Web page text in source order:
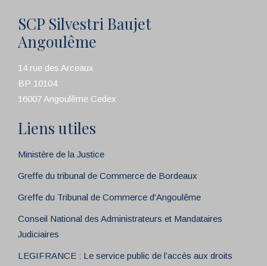
SCP Silvestri Baujet
Angoulême
14 rue des Arceaux
BP 10104
16007 Angoulême Cedex
Liens utiles
Ministère de la Justice
Greffe du tribunal de Commerce de Bordeaux
Greffe du Tribunal de Commerce d'Angoulême
Conseil National des Administrateurs et Mandataires
Judiciaires
LEGIFRANCE : Le service public de l’accès aux droits